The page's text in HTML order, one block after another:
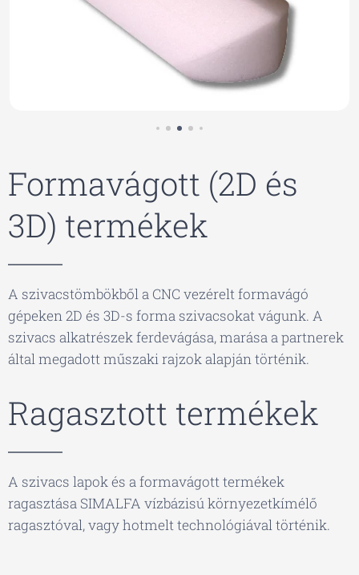
Formavágott (2D és
3D) termékek
A szivacstömbökből a CNC vezérelt formavágó
gépeken 2D és 3D-s forma szivacsokat vágunk. A
szivacs alkatrészek ferdevágása, marása a partnerek
által megadott műszaki rajzok alapján történik.
Ragasztott termékek
A szivacs lapok és a formavágott termékek
ragasztása SIMALFA vízbázisú környezetkímélő
ragasztóval, vagy hotmelt technológiával történik.